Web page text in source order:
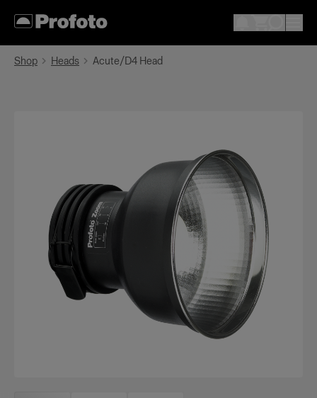
Shop Heads Acute/D4 Head